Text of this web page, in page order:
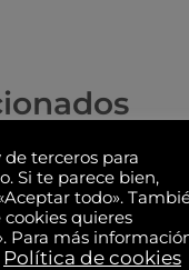
relacionados
de terceros para
Si te parece bien,
todo».
quieres
Para más
Política de cookies